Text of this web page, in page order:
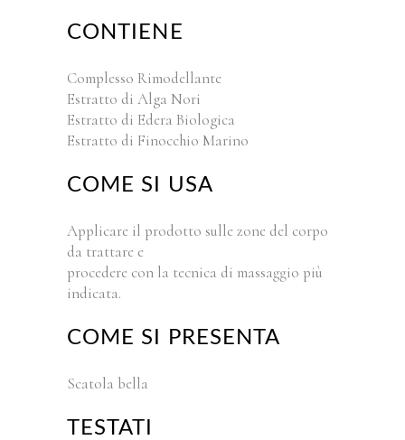
CONTIENE
Complesso Rimodellante
Estratto di Alga Nori
Estratto di Edera Biologica
Estratto di Finocchio Marino
COME SI USA
Applicare il prodotto sulle zone del corpo
da trattare e
procedere con la tecnica di massaggio più
indicata.
COME SI PRESENTA
Scatola bella
TESTATI